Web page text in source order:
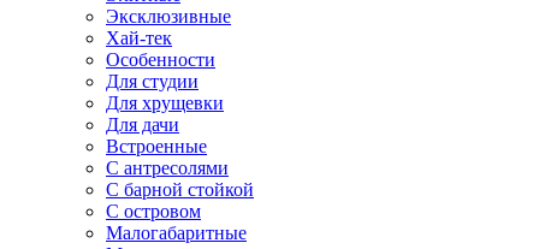
Эксклюзивные
Хай-тек
Особенности
Для студии
Для хрущевки
Для дачи
Встроенные
С антресолями
С барной стойкой
С островом
Малогабаритные